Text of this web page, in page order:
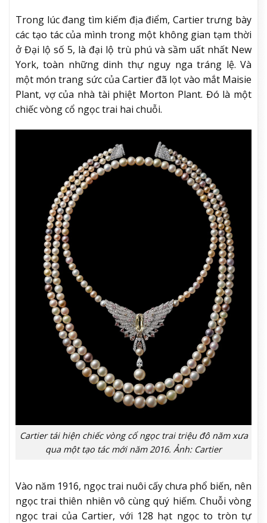
Trong lúc đang tìm kiếm địa điểm, Cartier trưng bày
các tạo tác của mình trong một không gian tạm thời
ở Đại lộ số 5, là đại lộ trù phú và sầm uất nhất New
York, toàn những dinh thự nguy nga tráng lệ. Và
một món trang sức của Cartier đã lọt vào mắt Maisie
Plant, vợ của nhà tài phiệt Morton Plant. Đó là một
chiếc vòng cổ ngọc trai hai chuỗi.
Cartier tái hiện chiếc vòng cổ ngọc trai triệu đô năm xưa
qua một tạo tác mới năm 2016. Ảnh: Cartier
Vào năm 1916, ngọc trai nuôi cấy chưa phổ biến, nên
ngọc trai thiên nhiên vô cùng quý hiếm. Chuỗi vòng
ngọc trai của Cartier, với 128 hạt ngọc to tròn tự